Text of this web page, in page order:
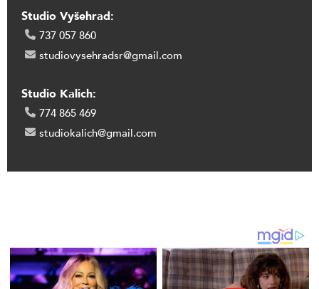
Studio Vyšehrad:
737 057 860
studiovysehradsr@gmail.com
Studio Kalich:
774 865 469
studiokalich@gmail.com